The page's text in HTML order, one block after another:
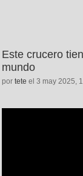
Este crucero
mundo
por tete el 3 may 2025,